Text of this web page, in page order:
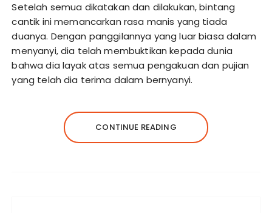
Setelah semua dikatakan dan dilakukan, bintang
cantik ini memancarkan rasa manis yang tiada
duanya. Dengan panggilannya yang luar biasa dalam
menyanyi, dia telah membuktikan kepada dunia
bahwa dia layak atas semua pengakuan dan pujian
yang telah dia terima dalam bernyanyi.
CONTINUE READING